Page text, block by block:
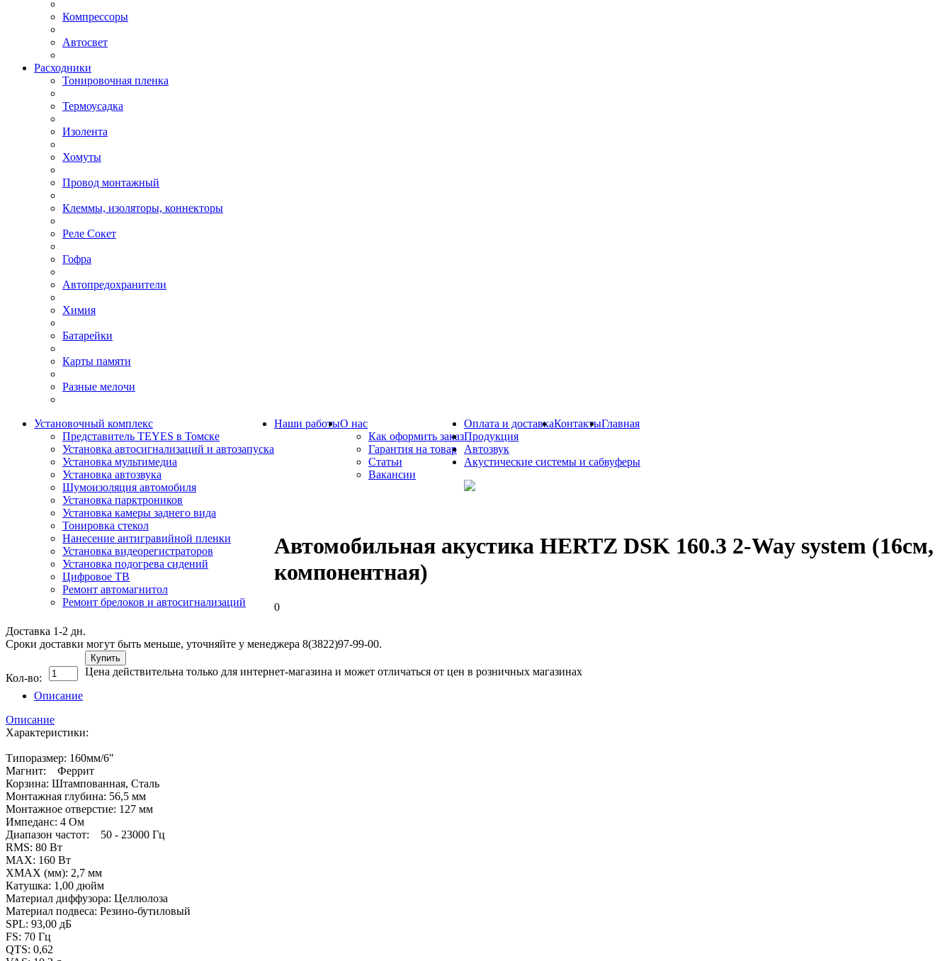
Компрессоры
Автосвет
Расходники
Тонировочная пленка
Термоусадка
Изолента
Хомуты
Провод монтажный
Клеммы, изоляторы, коннекторы
Реле Сокет
Гофра
Автопредохранители
Химия
Батарейки
Карты памяти
Разные мелочи
Установочный комплекс
Представитель TEYES в Томске
Установка автосигнализаций и автозапуска
Установка мультимедиа
Установка автозвука
Шумоизоляция автомобиля
Установка парктроников
Установка камеры заднего вида
Тонировка стекол
Нанесение антигравийной пленки
Установка видеорегистраторов
Установка подогрева сидений
Цифровое ТВ
Ремонт автомагнитол
Ремонт брелоков и автосигнализаций
Наши работыО нас
Как оформить заказ
Гарантия на товар
Статьи
Вакансии
Оплата и доставкаКонтактыГлавная
Продукция
Автозвук
Акустические системы и сабвуферы
Автомобильная акустика HERTZ DSK 160.3 2-Way system (16см,
компонентная)
0
Доставка 1-2 дн.
Сроки доставки могут быть меньше, уточняйте у менеджера 8(3822)97-99-00.
Кол-во:
Купить
Цена действительна только для интернет-магазина и может отличаться от цен в розничных магазинах
Описание
Описание
Характеристики:
Типоразмер: 160мм/6"
Магнит: Феррит
Корзина: Штампованная, Сталь
Монтажная глубина: 56,5 мм
Монтажное отверстие: 127 мм
Импеданс: 4 Ом
Диапазон частот: 50 - 23000 Гц
RMS: 80 Вт
MAX: 160 Вт
XMAX (мм): 2,7 мм
Катушка: 1,00 дюйм
Материал диффузора: Целлюлоза
Материал подвеса: Резино-бутиловый
SPL: 93,00 дБ
FS: 70 Гц
QTS: 0,62